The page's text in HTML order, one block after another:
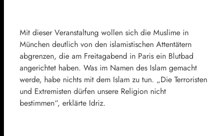
Mit dieser Veranstaltung wollen sich die Muslime in
München deutlich von den islamistischen Attentätern
abgrenzen, die am Freitagabend in Paris ein Blutbad
angerichtet haben. Was im Namen des Islam gemacht
werde, habe nichts mit dem Islam zu tun. „Die Terroristen
und Extremisten dürfen unsere Religion nicht
bestimmen“, erklärte Idriz.